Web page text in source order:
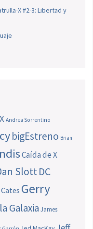
X #2-3: Libertad y
Andrea Sorrentino
bigEstreno Brian
Caída de X
SlottDC
Gerry
Galaxia James